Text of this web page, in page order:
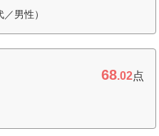
男性）
68.02点